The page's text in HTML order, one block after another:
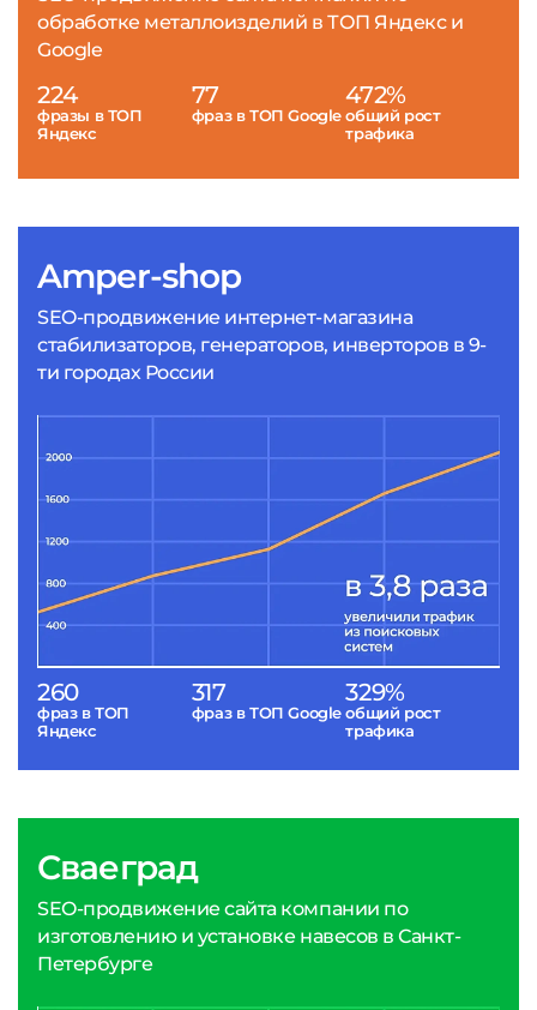
Amper-shop
SEO-продвижение интернет-магазина
стабилизаторов, генераторов, инверторов в 9-
ти городах России
260
фраз в ТОП
Яндекс
317
фраз в ТОП Google
329%
общий рост
трафика
обработке металлоизделий в ТОП Яндекс и
Google
224
фразы в ТОП
Яндекс
77
фраз в ТОП Google
472%
общий рост
трафика
Сваеград
SEO-продвижение сайта компании по
изготовлению и установке навесов в Санкт-
Петербурге